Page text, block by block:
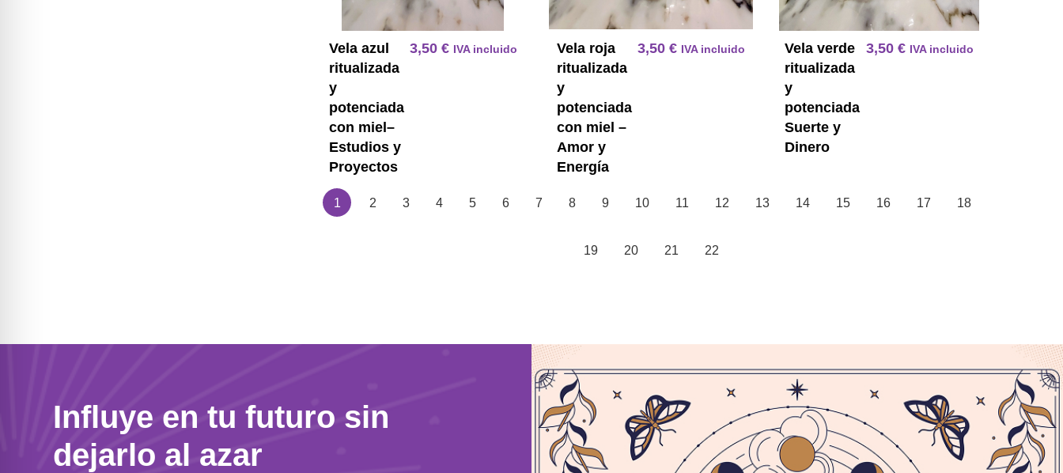
Vela azul
ritualizada
y
potenciada
con miel–
Estudios y
Proyectos
3,50€ IVA incluido
Vela roja
ritualizada
y
potenciada
con miel –
Amor y
Energía
3,50€ IVA incluido
Vela verde
ritualizada
y
potenciada
Suerte y
Dinero
3,50 € IVA incluido
1 2 3 4 5 6 7 8 9 10 11 12 13 14 15 16 17 18
19 20 21 22
Influye en tu futuro sin
dejarlo al azar